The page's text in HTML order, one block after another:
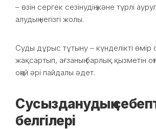
– өзін сергек сезінудің және түрлі
алудың негізгі жолы.
Суды дұрыс тұтыну – күнделікті өмір
жақсартып, ағзаның барлық қызметін
оңай әрі пайдалы әдет.
Сусызданудың
белгілері